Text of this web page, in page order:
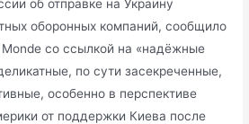
об отправке на Украину
оборонных компаний, сообщило
со ссылкой на «надёжные
по сути засекреченные,
особенно в перспективе
от поддержки Киева после